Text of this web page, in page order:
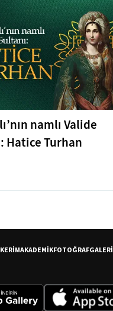
namlı Valide
Hatice Turhan
AKADEMİKFOTOĞRAFGALERİ